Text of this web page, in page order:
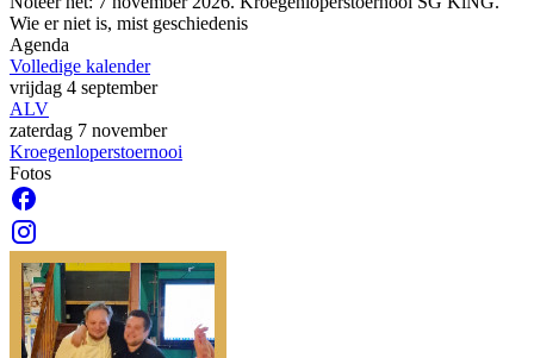
Wie er niet is, mist geschiedenis
Agenda
Volledige kalender
vrijdag 4 september
ALV
zaterdag 7 november
Kroegenloperstoernooi
Fotos